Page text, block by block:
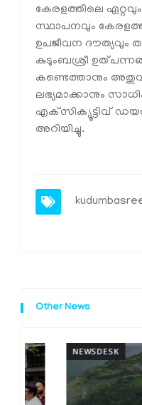
കേരളത്തിലെ
സ്ഥാപനവും
ഉപജീവന ദൗത്യവും
കുടുംബശ്രീ
കണ്ടെത്താനും
ലഭ്യമാക്കാനും
എക്‌സിക്യൂട്ടിവ്
അറിയിച്ചു.
Other News
NEWSDESK